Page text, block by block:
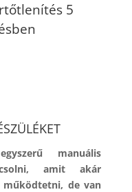
5
manuális
amit akár
működtetni, de van